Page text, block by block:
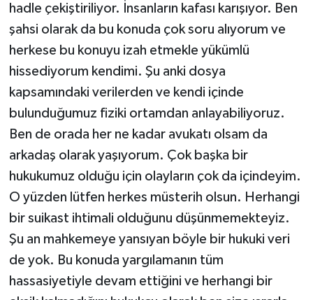
hadle çekiştiriliyor. İnsanların kafası karışıyor. Ben
şahsi olarak da bu konuda çok soru alıyorum ve
herkese bu konuyu izah etmekle yükümlü
hissediyorum kendimi. Şu anki dosya
kapsamındaki verilerden ve kendi içinde
bulunduğumuz fiziki ortamdan anlayabiliyoruz.
Ben de orada her ne kadar avukatı olsam da
arkadaş olarak yaşıyorum. Çok başka bir
hukukumuz olduğu için olayların çok da içindeyim.
O yüzden lütfen herkes müsterih olsun. Herhangi
bir suikast ihtimali olduğunu düşünmemekteyiz.
Şu an mahkemeye yansıyan böyle bir hukuki veri
de yok. Bu konuda yargılamanın tüm
hassasiyetiyle devam ettiğini ve herhangi bir